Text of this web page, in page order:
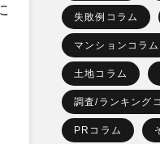
失敗例コラム
マンションコラム
土地コラム
調査/ランキング
PRコラム